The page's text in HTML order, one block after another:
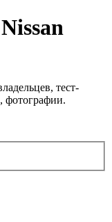
тест-
фотографии.